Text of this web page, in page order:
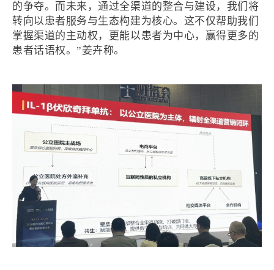
的争夺。而未来，通过全渠道的整合与建设，我们将
转向以患者服务与生态构建为核心。这不仅帮助我们
掌握渠道的主动权，更能以患者为中心，赢得更多的
患者话语权。”姜卉称。